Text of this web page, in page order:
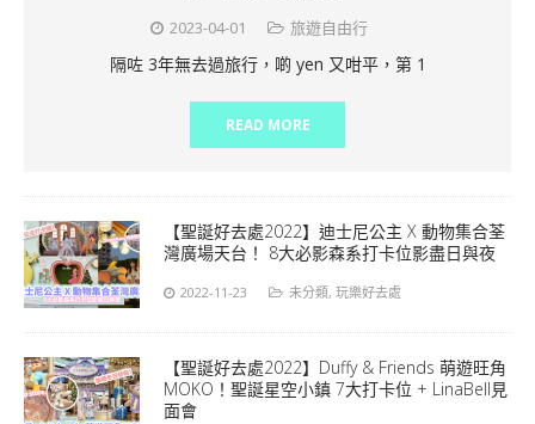
2023-04-01 旅遊自由行
隔咗 3年無去過旅行，啲 yen 又咁平，第 1
READ MORE
【聖誕好去處2022】迪士尼公主 X 動物集合荃
灣廣場天台！ 8大必影森系打卡位影盡日與夜
2022-11-23 未分類, 玩樂好去處
【聖誕好去處2022】Duffy & Friends 萌遊旺角
MOKO！聖誕星空小鎮 7大打卡位 + LinaBell見
面會